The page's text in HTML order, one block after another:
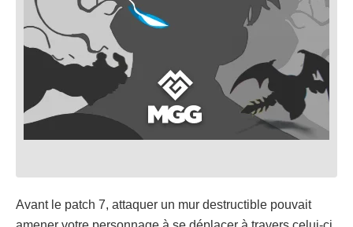
Avant le patch 7, attaquer un mur destructible pouvait